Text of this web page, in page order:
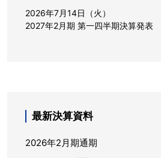
2026年7月14日（火）
2027年2月期 第一四半期決算発表
最新決算資料
2026年2月期通期